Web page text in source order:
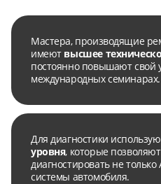
Мастера, производящие
имеют высшее
постоянно повышают свой
международных семинарах.
Для диагностики
уровня, которые
диагностировать не
системы автомобиля.